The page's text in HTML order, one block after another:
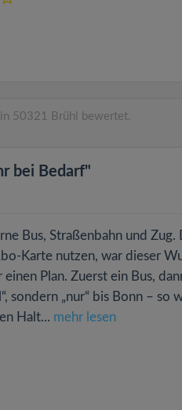
in 50321 Brühl bewertet.
bei Bedarf"
Bus, Straßenbahn und
Karte nutzen, war dieser
Plan. Zuerst ein Bus,
sondern „nur“ bis Bonn – so
Halt... mehr lesen